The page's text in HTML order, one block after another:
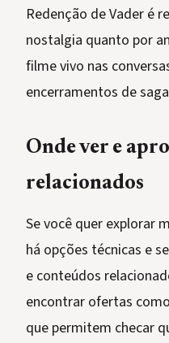
Redenção de Vader é
nostalgia quanto por
filme vivo nas
encerramentos de
Onde ver e
relacionados
Se você quer explorar
há opções técnicas e
e conteúdos
encontrar ofertas
que permitem checar